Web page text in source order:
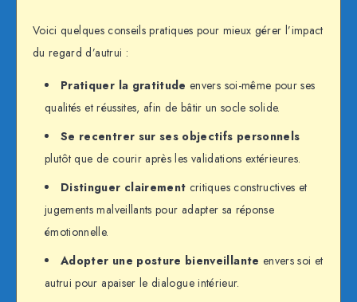
Voici quelques conseils pratiques pour mieux gérer l’impact
du regard d’autrui :
Pratiquer la gratitude envers soi-même pour ses
qualités et réussites, afin de bâtir un socle solide.
Se recentrer sur ses objectifs personnels
plutôt que de courir après les validations extérieures.
Distinguer clairement critiques constructives et
jugements malveillants pour adapter sa réponse
émotionnelle.
Adopter une posture bienveillante envers soi et
autrui pour apaiser le dialogue intérieur.